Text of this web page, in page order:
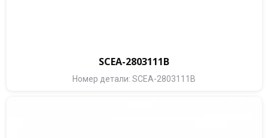
SCEA-2803111B
Номер детали: SCEA-2803111B